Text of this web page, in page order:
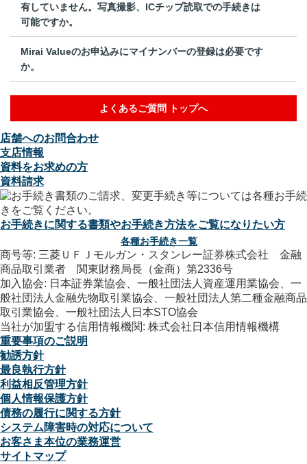
有していません。写真撮影、ICチップ読取での手続きは
可能ですか。
Mirai Valueのお申込みにマイナンバーの登録は必要です
か。
よくあるご質問 トップへ
店舗へのお問合わせ
支店情報
資料をお求めの方
資料請求
お手続きに関する書類やお手続き方法をご覧になりたい方
各種お手続き一覧
商号等: 三菱ＵＦＪモルガン・スタンレー証券株式会社 金融
商品取引業者 関東財務局長（金商）第2336号
加入協会: 日本証券業協会、一般社団法人資産運用業協会、一
般社団法人金融先物取引業協会、一般社団法人第二種金融商品
取引業協会、一般社団法人日本STO協会
当社が加盟する信用情報機関: 株式会社日本信用情報機構
重要事項のご説明
勧誘方針
最良執行方針
利益相反管理方針
個人情報保護方針
債務の履行に関する方針
システム障害時の対応について
お客さま本位の業務運営
サイトマップ